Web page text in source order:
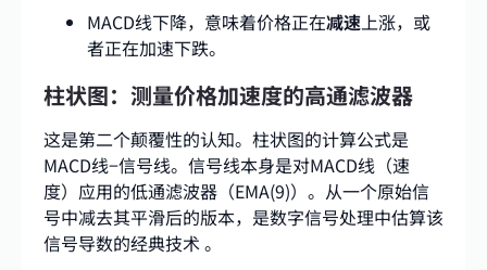
MACD线下降，意味着价格正在减速上涨，或
者正在加速下跌。
柱状图：测量价格加速度的高通滤波器
这是第二个颠覆性的认知。柱状图的计算公式是
MACD线−信号线。信号线本身是对MACD线（速
度）应用的低通滤波器（EMA(9)）。从一个原始信
号中减去其平滑后的版本，是数字信号处理中估算该
信号导数的经典技术。